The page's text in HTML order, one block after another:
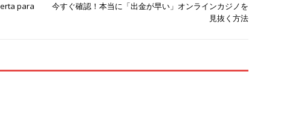
para
今すぐ確認！本当に「出金が早い」オンラインカジノを
見抜く方法